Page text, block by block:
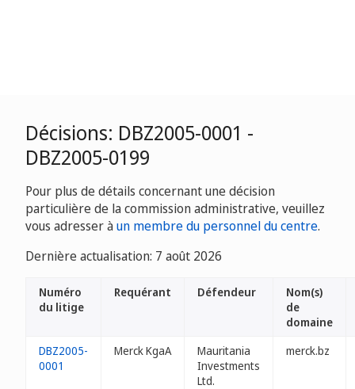
Décisions: DBZ2005-0001 -
DBZ2005-0199
Pour plus de détails concernant une décision
particulière de la commission administrative, veuillez
vous adresser àun membre du personnel du centre.
Dernière actualisation: 7 août 2026
Numéro
du litige
Requérant Défendeur
Nom(s)
de
domaine
DBZ2005-
0001
Merck KgaA
Mauritania
Investments
Ltd.
merck.bz